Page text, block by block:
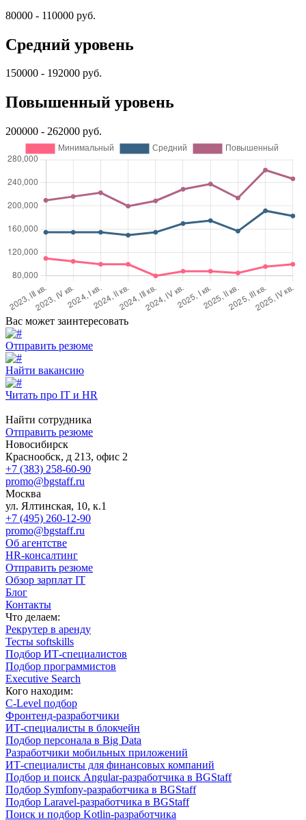
80000 - 110000 руб.
Средний уровень
150000 - 192000 руб.
Повышенный уровень
200000 - 262000 руб.
Вас может заинтересовать
Отправить резюме
Найти вакансию
Читать про IT и HR
Найти сотрудника
Отправить резюме
Новосибирск
Краснообск, д 213, офис 2
+7 (383) 258-60-90
promo@bgstaff.ru
Москва
ул. Ялтинская, 10, к.1
+7 (495) 260-12-90
promo@bgstaff.ru
Об агентстве
HR-консалтинг
Отправить резюме
Обзор зарплат IT
Блог
Контакты
Что делаем:
Рекрутер в аренду
Тесты softskills
Подбор ИТ-специалистов
Подбор программистов
Executive Search
Кого находим:
С-Level подбор
Фронтенд-разработчики
ИТ-специалисты в блокчейн
Подбор персонала в Big Data
Разработчики мобильных приложений
ИТ-специалисты для финансовых компаний
Подбор и поиск Angular-разработчика в BGStaff
Подбор Symfony-разработчика в BGStaff
Подбор Laravel-разработчика в BGStaff
Поиск и подбор Kotlin-разработчика